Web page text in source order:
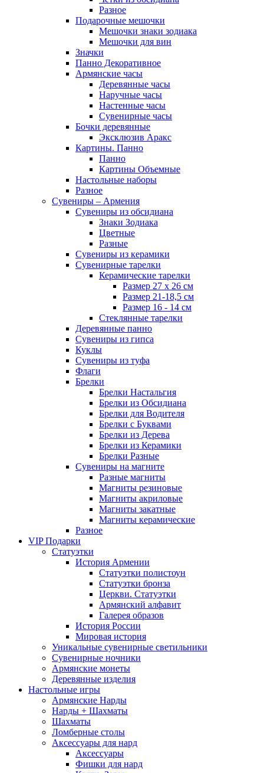
Разное
Подарочные мешочки
Мешочки знаки зодиака
Мешочки для вин
Значки
Панно Декоративное
Армянские часы
Деревянные часы
Наручные часы
Настенные часы
Сувенирные часы
Бочки деревянные
Эксклюзив Аракс
Картины. Панно
Панно
Картины Объемные
Настольные наборы
Разное
Сувениры – Армения
Сувениры из обсидиана
Знаки Зодиака
Цветные
Разные
Сувениры из керамики
Сувенирные тарелки
Керамические тарелки
Размер 27 х 26 см
Размер 21-18,5 см
Размер 16 - 14 см
Стеклянные тарелки
Деревянные панно
Сувениры из гипса
Куклы
Сувениры из туфа
Флаги
Брелки
Брелки Настальгия
Брелки из Обсидиана
Брелки для Водителя
Брелки с Буквами
Брелки из Дерева
Брелки из Керамики
Брелки Разные
Сувениры на магните
Разные магниты
Магниты резиновые
Магниты акриловые
Магниты закатные
Магниты керамические
Разное
VIP Подарки
Статуэтки
История Армении
Статуэтки полистоун
Статуэтки бронза
Церкви. Статуэтки
Армянский алфавит
Галерея образов
История России
Мировая история
Уникальные сувенирные светильники
Сувенирные ночники
Армянские монеты
Деревянные изделия
Настольные игры
Армянские Нарды
Нарды + Шахматы
Шахматы
Ломберные столы
Аксессуары для нард
Аксессуары
Фишки для нард